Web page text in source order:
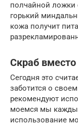
полчайной ложки
горький
кожа получит
Скраб
Сегодня это
заботится о
рекомендуют
моемся мы
использование